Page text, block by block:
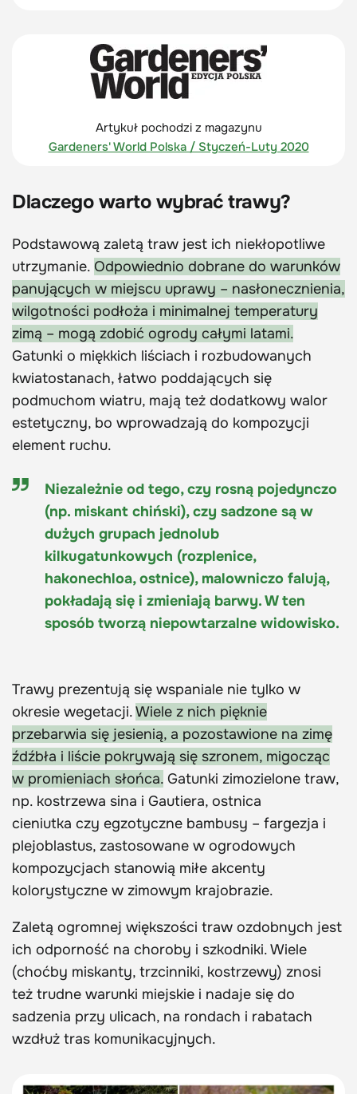
Artykuł pochodzi z magazynu
Gardeners' World Polska / Styczeń-Luty 2020
Dlaczego warto wybrać trawy?
Podstawową zaletą traw jest ich niekłopotliwe
utrzymanie. Odpowiednio dobrane do warunków
panujących w miejscu uprawy – nasłonecznienia,
wilgotności podłoża i minimalnej temperatury
zimą – mogą zdobić ogrody całymi latami.
Gatunki o miękkich liściach i rozbudowanych
kwiatostanach, łatwo poddających się
podmuchom wiatru, mają też dodatkowy walor
estetyczny, bo wprowadzają do kompozycji
element ruchu.
Niezależnie od tego, czy rosną pojedynczo
(np. miskant chiński), czy sadzone są w
dużych grupach jednolub
kilkugatunkowych (rozplenice,
hakonechloa, ostnice), malowniczo falują,
pokładają się i zmieniają barwy. W ten
sposób tworzą niepowtarzalne widowisko.
Trawy prezentują się wspaniale nie tylko w
okresie wegetacji.Wiele z nich pięknie
przebarwia się jesienią, a pozostawione na zimę
źdźbła i liście pokrywają się szronem, migocząc
w promieniach słońca. Gatunki zimozielone traw,
np. kostrzewa sina i Gautiera, ostnica
cieniutka czy egzotyczne bambusy – fargezja i
plejoblastus, zastosowane w ogrodowych
kompozycjach stanowią miłe akcenty
kolorystyczne w zimowym krajobrazie.
Zaletą ogromnej większości traw ozdobnych jest
ich odporność na choroby i szkodniki. Wiele
(choćby miskanty, trzcinniki, kostrzewy) znosi
też trudne warunki miejskie i nadaje się do
sadzenia przy ulicach, na rondach i rabatach
wzdłuż tras komunikacyjnych.